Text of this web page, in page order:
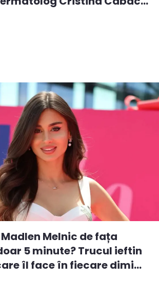
Melnic de fața
5 minute? Trucul ieftin
îl face în fiecare dimi...